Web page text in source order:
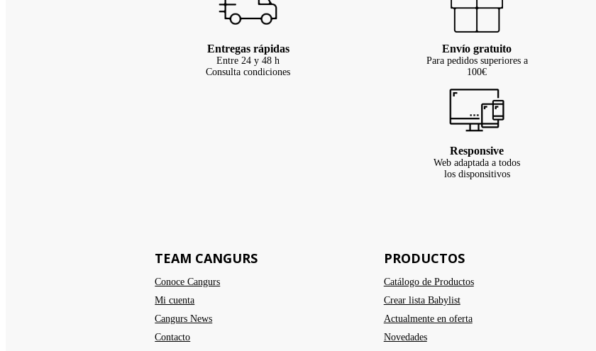
Entregas rápidas
Entre 24 y 48 h
Consulta condiciones
Envío gratuito
Para pedidos superiores a
100€
Responsive
Web adaptada a todos
los disponsitivos
TEAM CANGURS
Conoce Cangurs
Mi cuenta
Cangurs News
Contacto
PRODUCTOS
Catálogo de Productos
Crear lista Babylist
Actualmente en oferta
Novedades